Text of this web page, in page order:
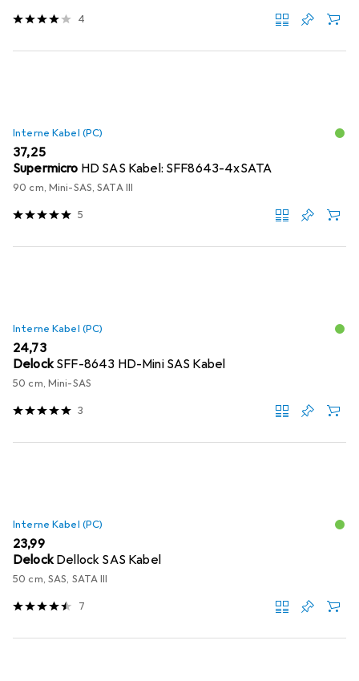
4
Interne Kabel (PC)
EUR
37,25
Supermicro HD SAS Kabel: SFF8643-4xSATA
90 cm, Mini-SAS, SATA III
5
Interne Kabel (PC)
EUR
24,73
Delock SFF-8643 HD-Mini SAS Kabel
50 cm, Mini-SAS
3
Interne Kabel (PC)
EUR
23,99
Delock Dellock SAS Kabel
50 cm, SAS, SATA III
7